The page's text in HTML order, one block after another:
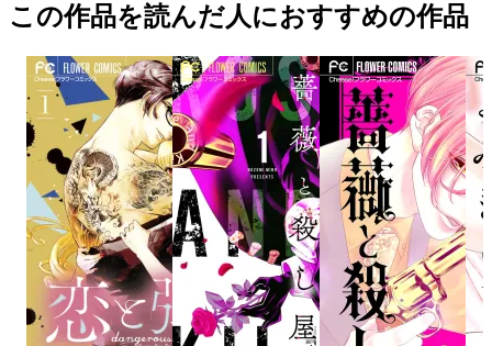
この作品を読んだ人におすすめの作品